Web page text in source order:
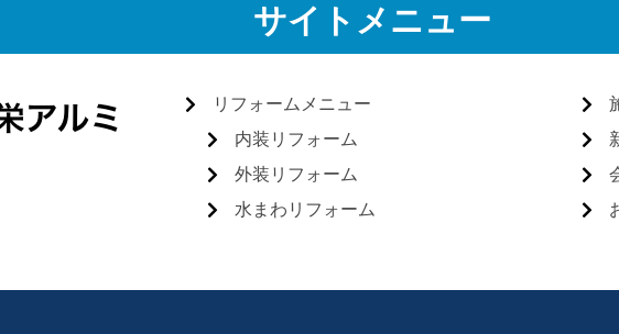
サイトメニュー
リフォームメニュー
内装リフォーム
外装リフォーム
水まわリフォーム